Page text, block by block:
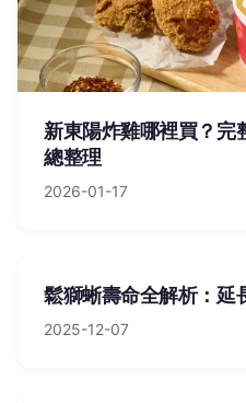
新東陽炸雞哪裡買？完
總整理
2026-01-17
鬆獅蜥壽命全解析：延
2025-12-07